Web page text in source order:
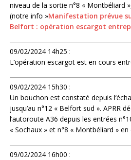
niveau de la sortie n°8 « Montbéliard
(notre info »Manifestation prévue
Belfort : opération escargot
09/02/2024 14h25 :
L’opération escargot est en cours
09/02/2024 15h30 :
Un bouchon est constaté depuis
jusqu’au n°12 « Belfort sud ». APRR
l’autoroute A36 depuis les entrées
« Sochaux » et n°8 « Montbéliard »
09/02/2024 16h00 :